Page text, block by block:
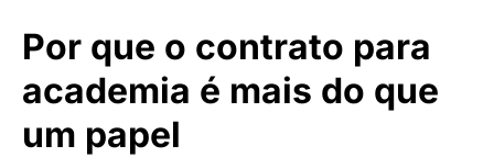
Por que o contrato para
academia é mais do que
um papel